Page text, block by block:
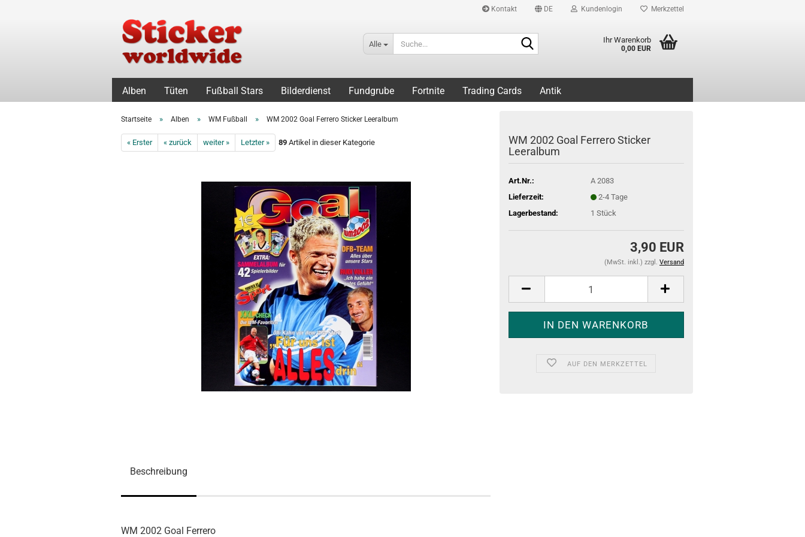
Kontakt DE Kundenlogin Merkzettel
Alle Ihr Warenkorb
0,00 EUR
Alben Tüten Fußball Stars Bilderdienst Fundgrube Fortnite Trading Cards Antik
Startseite » Alben » WM Fußball » WM 2002 Goal Ferrero Sticker Leeralbum
« Erster « zurück weiter » Letzter » 89 Artikel in dieser Kategorie
WM 2002 Goal Ferrero Sticker
Leeralbum
Art.Nr.:
A 2083
Lieferzeit:
2-4 Tage
Lagerbestand:
1 Stück
3,90 EUR
(MwSt. inkl.) zzgl. Versand
AUF DEN MERKZETTEL
Beschreibung
WM 2002 Goal Ferrero